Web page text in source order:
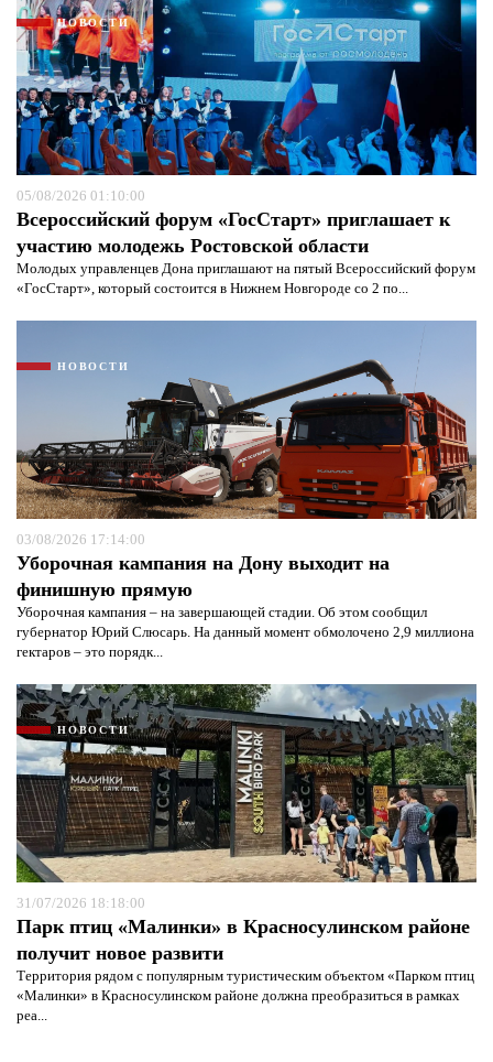
НОВОСТИ
05/08/2026 01:10:00
Всероссийский форум «ГосСтарт» приглашает к
участию молодежь Ростовской области
Молодых управленцев Дона приглашают на пятый Всероссийский форум
«ГосСтарт», который состоится в Нижнем Новгороде со 2 по...
НОВОСТИ
03/08/2026 17:14:00
Уборочная кампания на Дону выходит на
финишную прямую
Уборочная кампания – на завершающей стадии. Об этом сообщил
губернатор Юрий Слюсарь. На данный момент обмолочено 2,9 миллиона
гектаров – это порядк...
НОВОСТИ
31/07/2026 18:18:00
Парк птиц «Малинки» в Красносулинском районе
получит новое развити
Территория рядом с популярным туристическим объектом «Парком птиц
«Малинки» в Красносулинском районе должна преобразиться в рамках
реа...
защиты информации*
Я согласен сполитикой конфиденциальности и